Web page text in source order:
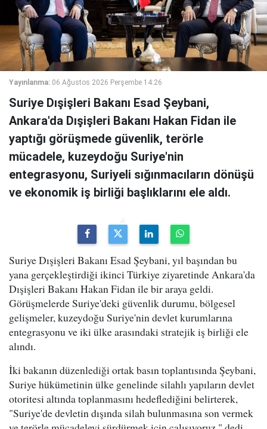
Yayınlanma: 06 Ağustos 2026 Perşembe 14:26
Suriye Dışişleri Bakanı Esad Şeybani,
Ankara'da Dışişleri Bakanı Hakan Fidan ile
yaptığı görüşmede güvenlik, terörle
mücadele, kuzeydoğu Suriye'nin
entegrasyonu, Suriyeli sığınmacıların dönüşü
ve ekonomik iş birliği başlıklarını ele aldı.
Suriye Dışişleri Bakanı Esad Şeybani, yıl başından bu
yana gerçekleştirdiği ikinci Türkiye ziyaretinde Ankara'da
Dışişleri Bakanı Hakan Fidan ile bir araya geldi.
Görüşmelerde Suriye'deki güvenlik durumu, bölgesel
gelişmeler, kuzeydoğu Suriye'nin devlet kurumlarına
entegrasyonu ve iki ülke arasındaki stratejik iş birliği ele
alındı.
İki bakanın düzenlediği ortak basın toplantısında Şeybani,
Suriye hükümetinin ülke genelinde silahlı yapıların devlet
otoritesi altında toplanmasını hedeflediğini belirterek,
"Suriye'de devletin dışında silah bulunmasına son vermek